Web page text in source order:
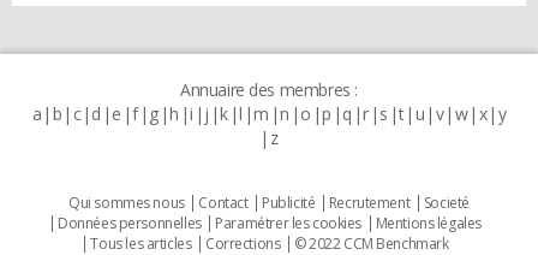
Annuaire des membres :
a b c d e f g h i j k l m n o p q r s t u v w x y
z
Qui sommes nous Contact Publicité Recrutement
Societé
Données personnelles
Paramétrer les cookies
Mentions légales
Tous les articles
Corrections © 2022 CCM Benchmark